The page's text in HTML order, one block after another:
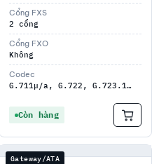
Cổng FXS
2 cổng
Cổng FXO
Không
Codec
G.711µ/a, G.722, G.723.1…
Còn hàng
Gateway/ATA